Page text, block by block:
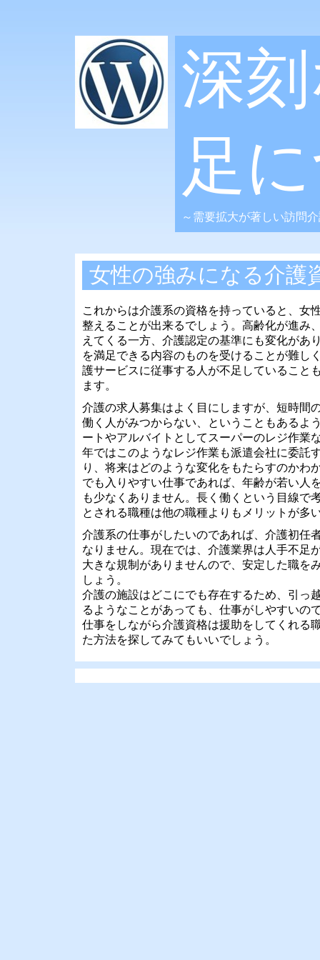
深
足
～需要拡大が著しい訪問
女性の強みになる介護
これからは介護系の資格を持っていると、女
整えることが出来るでしょう。高齢化が進み
えてくる一方、介護認定の基準にも変化があ
を満足できる内容のものを受けることが難し
護サービスに従事する人が不足していること
ます。
介護の求人募集はよく目にしますが、短時間
働く人がみつからない、ということもあるよ
ートやアルバイトとしてスーパーのレジ作業
年ではこのようなレジ作業も派遣会社に委託
り、将来はどのような変化をもたらすのかわ
でも入りやすい仕事であれば、年齢が若い人
も少なくありません。長く働くという目線で
とされる職種は他の職種よりもメリットが多
介護系の仕事がしたいのであれば、介護初任
なりません。現在では、介護業界は人手不足
大きな規制がありませんので、安定した職を
しょう。
介護の施設はどこにでも存在するため、引っ
るようなことがあっても、仕事がしやすいの
仕事をしながら介護資格は援助をしてくれる
た方法を探してみてもいいでしょう。